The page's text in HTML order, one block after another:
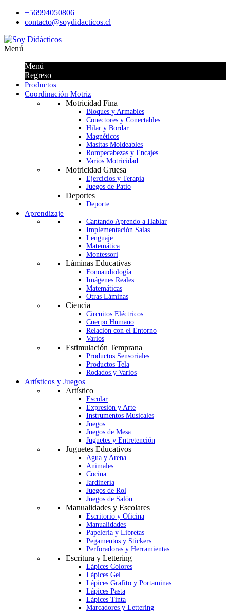
+56994050806
contacto@soydidacticos.cl
Menú
Menú
Regreso
Productos
Coordinación Motriz
Motricidad Fina
Bloques y Armables
Conectores y Conectables
Hilar y Bordar
Magnéticos
Masitas Moldeables
Rompecabezas y Encajes
Varios Motricidad
Motricidad Gruesa
Ejercicios y Terapia
Juegos de Patio
Deportes
Deporte
Aprendizaje
Cantando Aprendo a Hablar
Implementación Salas
Lenguaje
Matemática
Montessori
Láminas Educativas
Fonoaudiología
Imágenes Reales
Matemáticas
Otras Láminas
Ciencia
Circuitos Eléctricos
Cuerpo Humano
Relación con el Entorno
Varios
Estimulación Temprana
Productos Sensoriales
Productos Tela
Rodados y Varios
Artísticos y Juegos
Artístico
Escolar
Expresión y Arte
Instrumentos Musicales
Juegos
Juegos de Mesa
Juguetes y Entretención
Juguetes Educativos
Agua y Arena
Animales
Cocina
Jardinería
Juegos de Rol
Juegos de Salón
Manualidades y Escolares
Escritorio y Oficina
Manualidades
Papelería y Libretas
Pegamentos y Stickers
Perforadoras y Herramientas
Escritura y Lettering
Lápices Colores
Lápices Gel
Lápices Grafito y Portaminas
Lápices Pasta
Lápices Tinta
Marcadores y Lettering